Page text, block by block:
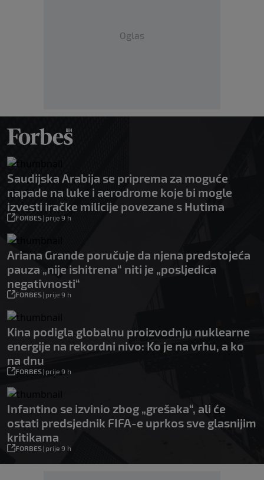
Oglas
Saudijska Arabija se priprema za moguće
napade na luke i aerodrome koje bi mogle
izvesti iračke milicije povezane s Hutima
FORBES| prije 9 h
Ariana Grande poručuje da njena predstojeća
pauza „nije ishitrena“ niti je „posljedica
negativnosti“
FORBES| prije 9 h
Kina podigla globalnu proizvodnju nuklearne
energije na rekordni nivo: Ko je na vrhu, a ko
na dnu
FORBES| prije 9 h
Infantino se izvinio zbog „grešaka“, ali će
ostati predsjednik FIFA-e uprkos sve glasnijim
kritikama
FORBES| prije 9 h